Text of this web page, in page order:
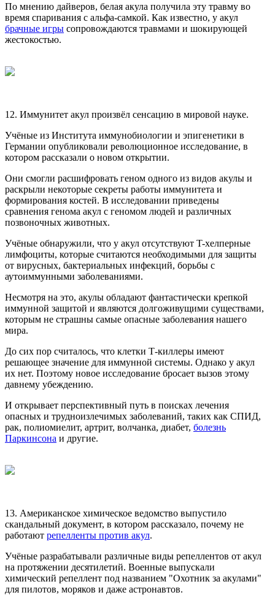
По мнению дайверов, белая акула получила эту травму во
время спаривания с альфа-самкой. Как известно, у акул
брачные игры сопровождаются травмами и шокирующей
жестокостью.
12. Иммунитет акул произвёл сенсацию в мировой науке.
Учёные из Института иммунобиологии и эпигенетики в
Германии опубликовали революционное исследование, в
котором рассказали о новом открытии.
Они смогли расшифровать геном одного из видов акулы и
раскрыли некоторые секреты работы иммунитета и
формирования костей. В исследовании приведены
сравнения генома акул с геномом людей и различных
позвоночных животных.
Учёные обнаружили, что у акул отсутствуют T-хелперные
лимфоциты, которые считаются необходимыми для защиты
от вирусных, бактериальных инфекций, борьбы с
аутоиммунными заболеваниями.
Несмотря на это, акулы обладают фантастически крепкой
иммунной защитой и являются долгоживущими существами,
которым не страшны самые опасные заболевания нашего
мира.
До сих пор считалось, что клетки Т-киллеры имеют
решающее значение для иммунной системы. Однако у акул
их нет. Поэтому новое исследование бросает вызов этому
давнему убеждению.
И открывает перспективный путь в поисках лечения
опасных и трудноизлечимых заболеваний, таких как СПИД,
рак, полиомиелит, артрит, волчанка, диабет, болезнь
Паркинсона и другие.
13. Американское химическое ведомство выпустило
скандальный документ, в котором рассказало, почему не
работают репелленты против акул.
Учёные разрабатывали различные виды репеллентов от акул
на протяжении десятилетий. Военные выпускали
химический репеллент под названием "Охотник за акулами"
для пилотов, моряков и даже астронавтов.